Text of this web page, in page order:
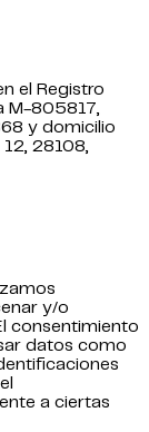
el Registro
M-805817,
y domicilio
28108,
y/o
consentimiento
datos como
a ciertas